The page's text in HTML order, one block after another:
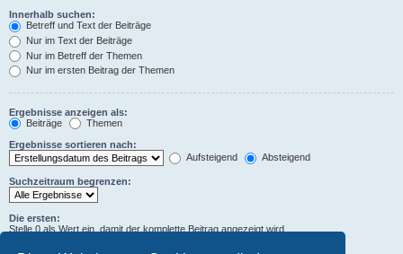
Innerhalb suchen:
Betreff und Text der Beiträge
Nur im Text der Beiträge
Nur im Betreff der Themen
Nur im ersten Beitrag der Themen
Ergebnisse anzeigen als:
Beiträge
Themen
Ergebnisse sortieren nach:
Aufsteigend
Absteigend
Suchzeitraum begrenzen:
Die ersten:
Stelle 0 als Wert ein, damit der komplette Beitrag angezeigt wird.